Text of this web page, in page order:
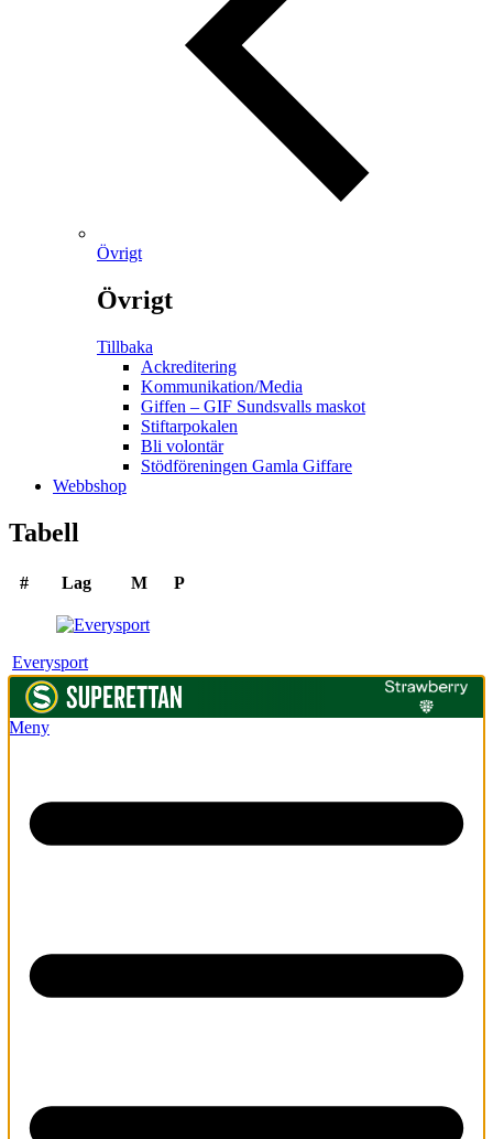
Övrigt
Övrigt
Tillbaka
Ackreditering
Kommunikation/Media
Giffen – GIF Sundsvalls maskot
Stiftarpokalen
Bli volontär
Stödföreningen Gamla Giffare
Webbshop
Tabell
# Lag M P
Everysport
Meny